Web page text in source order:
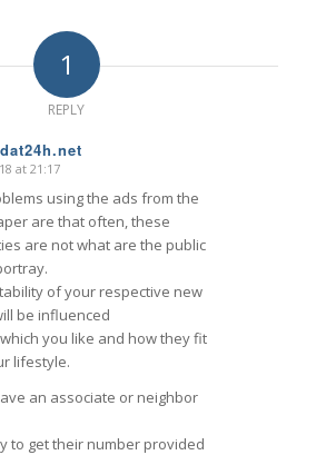
1
REPLY
at 21:17
using the ads from the
are that often, these
are not what are the public
of your respective new
be influenced
you like and how they fit
lifestyle.
an associate or neighbor
to get their number provided